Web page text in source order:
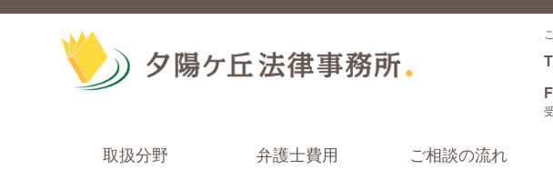
取扱分野 弁護士費用 ご相談の流れ